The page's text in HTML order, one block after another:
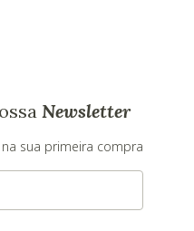
Newsletter
sua primeira compra